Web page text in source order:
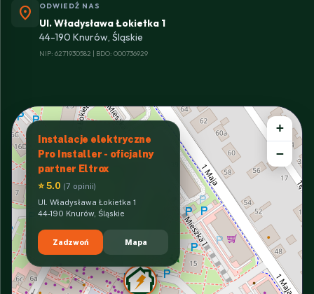
location_on ODWIEDŹ NAS
Ul. Władysława Łokietka 1
44-190 Knurów, Śląskie
NIP: 6271930582 | BDO: 000736929
Instalacje elektryczne
Pro Installer - oficjalny
partner Eltrox
⭐ 5.0 (7 opinii)
Ul. Władysława Łokietka 1
44-190 Knurów, Śląskie
Zadzwoń Mapa
+
−